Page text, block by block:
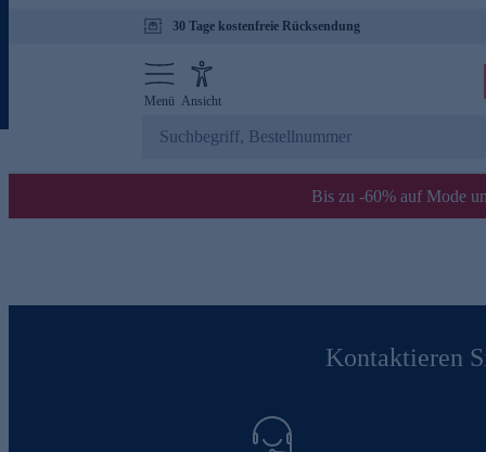
30 Tage kostenfreie Rücksendung
Menü Ansicht
Bis zu -60% auf Mode
Kontaktieren